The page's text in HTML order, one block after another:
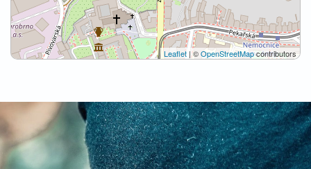
Leaflet | ©OpenStreetMapcontributors